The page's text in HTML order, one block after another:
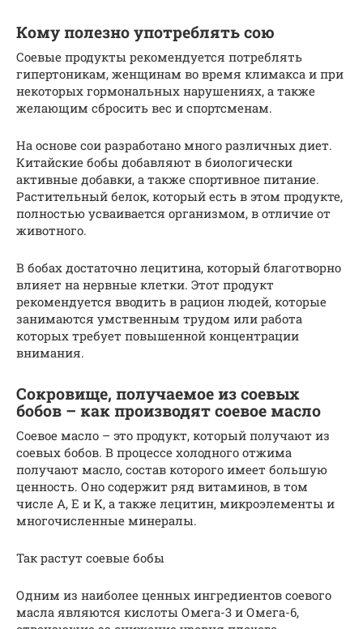
Кому полезно употреблять сою
Соевые продукты рекомендуется потреблять
гипертоникам, женщинам во время климакса и при
некоторых гормональных нарушениях, а также
желающим сбросить вес и спортсменам.
На основе сои разработано много различных диет.
Китайские бобы добавляют в биологически
активные добавки, а также спортивное питание.
Растительный белок, который есть в этом продукте,
полностью усваивается организмом, в отличие от
животного.
В бобах достаточно лецитина, который благотворно
влияет на нервные клетки. Этот продукт
рекомендуется вводить в рацион людей, которые
занимаются умственным трудом или работа
которых требует повышенной концентрации
внимания.
Сокровище, получаемое из соевых
бобов – как производят соевое масло
Соевое масло – это продукт, который получают из
соевых бобов. В процессе холодного отжима
получают масло, состав которого имеет большую
ценность. Оно содержит ряд витаминов, в том
числе A, E и K, а также лецитин, микроэлементы и
многочисленные минералы.
Так растут соевые бобы
Одним из наиболее ценных ингредиентов соевого
масла являются кислоты Омега-3 и Омега-6,